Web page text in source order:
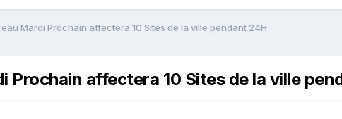
Mardi Prochain affectera 10 Sites de la ville pendant 24H
Prochain affectera 10 Sites de la ville